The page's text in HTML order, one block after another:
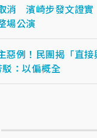
消 濱崎步發文證實
場公演
惡例！民團揭「直
：以偏概全